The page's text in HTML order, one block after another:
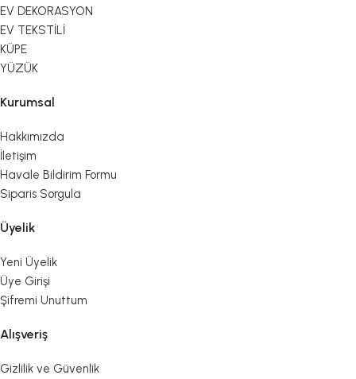
EV DEKORASYON
EV TEKSTİLİ
KÜPE
YÜZÜK
Kurumsal
Hakkımızda
İletişim
Havale Bildirim Formu
Siparis Sorgula
Üyelik
Yeni Üyelik
Üye Girişi
Şifremi Unuttum
Alışveriş
Gizlilik ve Güvenlik